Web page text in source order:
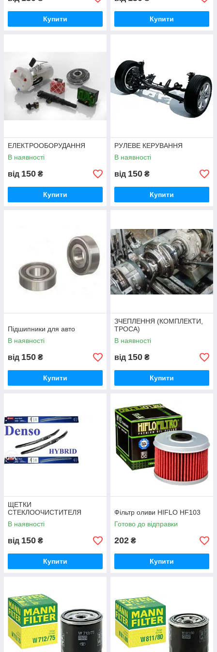
Купити Купити
ЕЛЕКТРООБОРУДАННЯ
В наявності
від 150 ₴
Купити
РУЛЕВЕ КЕРУВАННЯ
В наявності
від 150 ₴
Купити
Підшипники для авто
В наявності
від 150 ₴
Купити
ЗЧЕПЛЕННЯ (КОМПЛЕКТИ,
ТРОСА)
В наявності
від 150 ₴
Купити
ЩЕТКИ
СТЕКЛООЧИСТИТЕЛЯ
В наявності
від 150 ₴
Купити
Фільтр оливи HIFLO HF103
Готово до відправки
202 ₴
Купити